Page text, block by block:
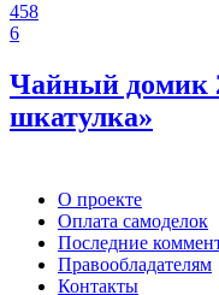
458
6
Чайный домик
шкатулка»
О проекте
Оплата самоделок
Последние
Правообладателям
Контакты